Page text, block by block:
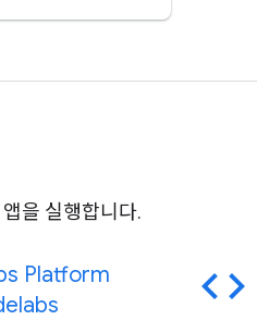
을 실행합니다.
Platform
code